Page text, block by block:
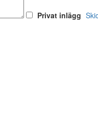
Privat inlägg